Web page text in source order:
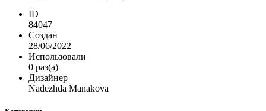
ID
84047
Создан
28/06/2022
Использовали
0 раз(а)
Дизайнер
Nadezhda Manakova